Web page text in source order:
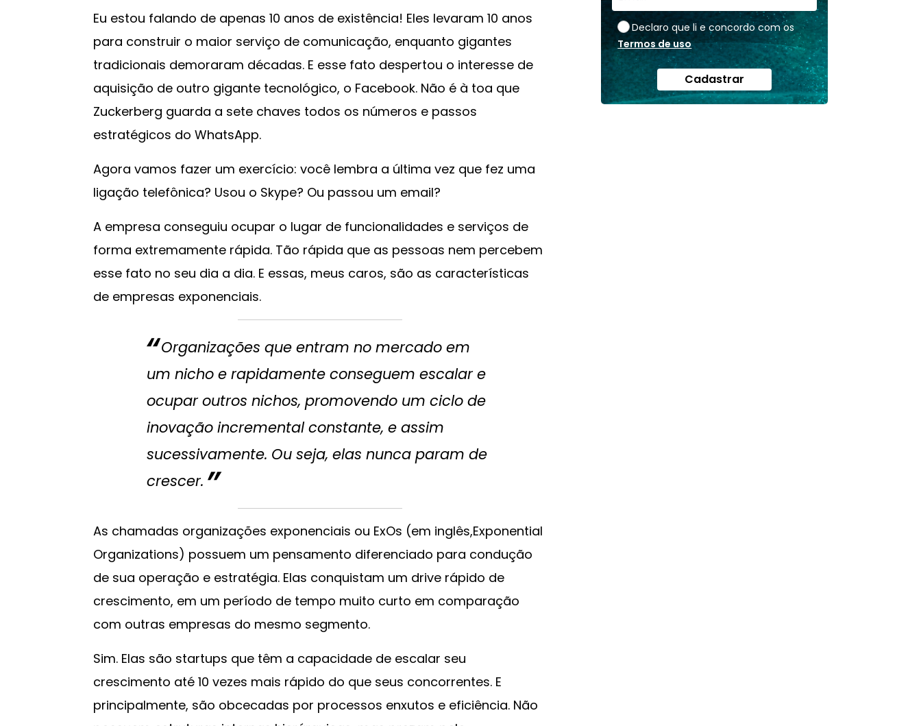
Eu estou falando de apenas 10 anos de existência! Eles levaram 10 anos
para construir o maior serviço de comunicação, enquanto gigantes
tradicionais demoraram décadas. E esse fato despertou o interesse de
aquisição de outro gigante tecnológico, o Facebook. Não é à toa que
Zuckerberg guarda a sete chaves todos os números e passos
estratégicos do WhatsApp.
Agora vamos fazer um exercício: você lembra a última vez que fez uma
ligação telefônica? Usou o Skype? Ou passou um email?
A empresa conseguiu ocupar o lugar de funcionalidades e serviços de
forma extremamente rápida. Tão rápida que as pessoas nem percebem
esse fato no seu dia a dia. E essas, meus caros, são as características
de empresas exponenciais.
Organizações que entram no mercado em
um nicho e rapidamente conseguem escalar e
ocupar outros nichos, promovendo um ciclo de
inovação incremental constante, e assim
sucessivamente. Ou seja, elas nunca param de
crescer.
As chamadas organizações exponenciais ou ExOs (em inglês,Exponential
Organizations) possuem um pensamento diferenciado para condução
de sua operação e estratégia. Elas conquistam um drive rápido de
crescimento, em um período de tempo muito curto em comparação
com outras empresas do mesmo segmento.
Sim. Elas são startups que têm a capacidade de escalar seu
crescimento até 10 vezes mais rápido do que seus concorrentes. E
principalmente, são obcecadas por processos enxutos e eficiência. Não
Declaro que li e concordo com os
Termos de uso
Cadastrar